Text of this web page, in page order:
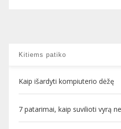
Kitiems patiko
Kaip išardyti kompiuterio dėžę
7 patarimai, kaip suvilioti vyrą